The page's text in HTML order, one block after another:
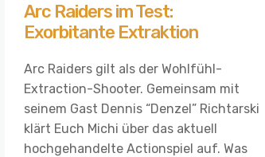
Arc Raiders im Test:
Exorbitante Extraktion
Arc Raiders gilt als der Wohlfühl-
Extraction-Shooter. Gemeinsam mit
seinem Gast Dennis “Denzel” Richtarski
klärt Euch Michi über das aktuell
hochgehandelte Actionspiel auf. Was